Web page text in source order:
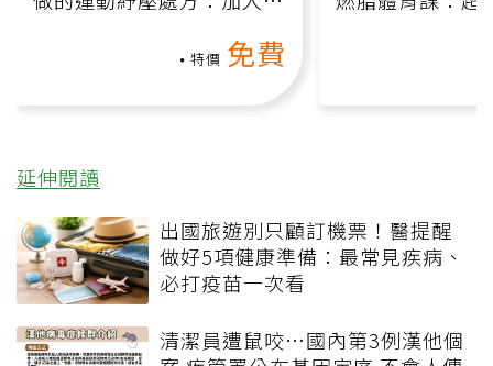
特價 免費
延伸閱讀
出國旅遊別只顧訂機票！醫提醒
做好5項健康準備：最常見疾病、
必打疫苗一次看
清潔員遭鼠咬…國內第3例漢他個